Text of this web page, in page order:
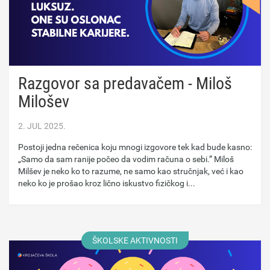
Razgovor sa predavačem - Miloš
Milošev
2. JUL 2025.
Postoji jedna rečenica koju mnogi izgovore tek kad bude kasno:
„Samo da sam ranije počeo da vodim računa o sebi.” Miloš
Milšev je neko ko to razume, ne samo kao stručnjak, već i kao
neko ko je prošao kroz lično iskustvo fizičkog i...
ŠKOLSKE AKTIVNOSTI